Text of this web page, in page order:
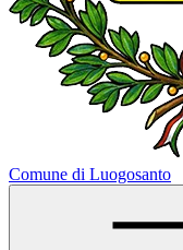
Comune di Luogosanto